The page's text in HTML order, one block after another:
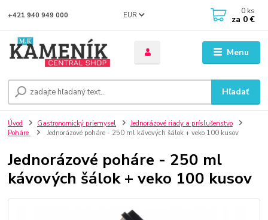
Menu
EUR
Hľadať
+421 940 949 000 0 ks
za 0 €
Úvod Gastronomický priemysel
Jednorázové riady a príslušenstvo
Poháre
Jednorázové poháre - 250 ml kávových šálok + veko 100 kusov
Jednorázové poháre - 250 ml
kávových šálok + veko 100 kusov